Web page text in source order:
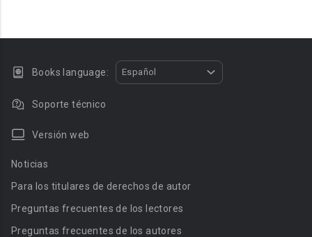
Books language: Español
Soporte técnico
Versión web
Noticias
Para los titulares de derechos de autor
Preguntas frecuentes de los lectores
Preguntas frecuentes de los autores